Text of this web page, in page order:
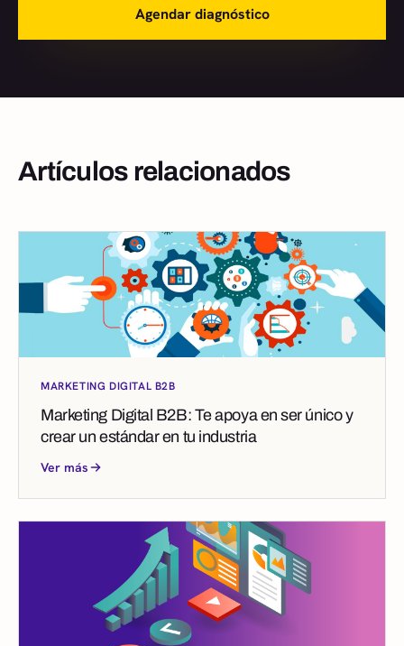
Agendar diagnóstico
Artículos relacionados
MARKETING DIGITAL B2B
Marketing Digital B2B: Te apoya en ser único y
crear un estándar en tu industria
Ver más